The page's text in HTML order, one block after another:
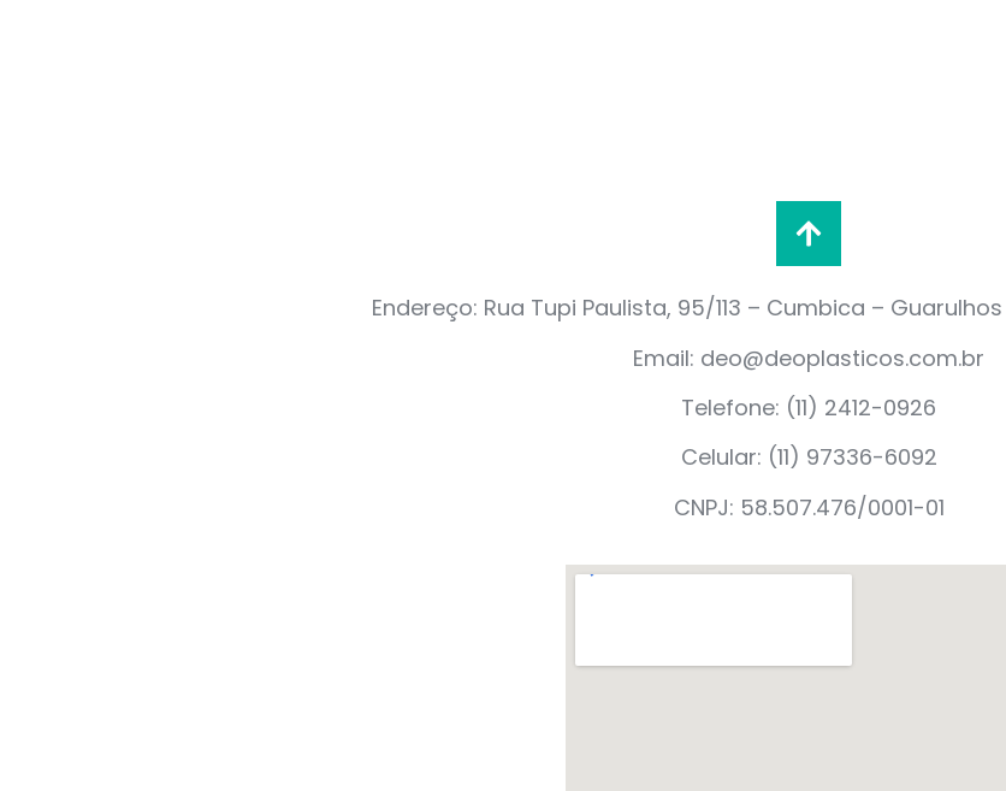
Endereço: Rua Tupi Paulista, 95/113 – Cumbica – Guarulhos
Email: deo@deoplasticos.com.br
Telefone: (11) 2412-0926
Celular: (11) 97336-6092
CNPJ: 58.507.476/0001-01